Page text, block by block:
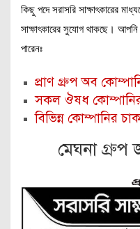
কিছু পদে সরাসরি সাক্ষাৎকারের
সাক্ষাৎকারের সুযোগ থাকছে।
পারেনঃ
প্রাণ গ্রুপ অব
সকল ঔষধ কোম্পানির
বিভিন্ন কোম্পানির
মেঘনা গ্রুপ